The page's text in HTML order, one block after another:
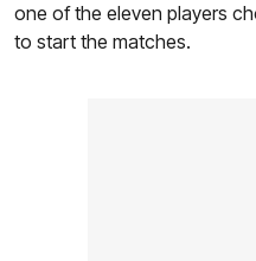
one of the eleven players
to start the matches.